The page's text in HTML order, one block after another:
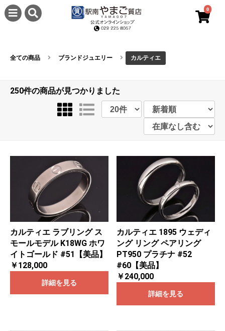
0
全ての商品 ブランドジュエリー カルティエ
250件の商品が見つかりました
カルティエ ラブリング ス
モールモデル K18WG ホワ
イトゴールド #51【美品】
￥128,000
詳細を見る
カルティエ 1895 ウェディ
ング リング ペアリング
PT950 プラチナ #52
#60【美品】
￥240,000
詳細を見る